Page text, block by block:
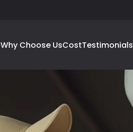
Why Choose UsCostTestimonials